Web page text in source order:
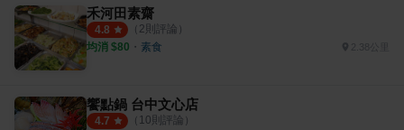
禾河田素齋
4.8 （ 2則評論）
均消 $80 ・ 素食 2.38公里
饗點鍋 台中文心店
4.7 （ 10則評論）